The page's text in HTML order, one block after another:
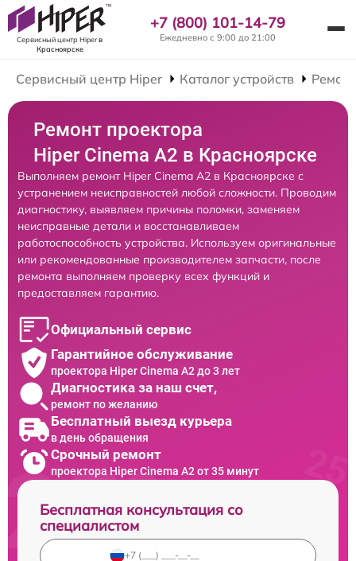
Сервисный центр Hiperв
Красноярске
+7 (800) 101-14-79
Ежедневно с 9:00 до 21:00
Сервисный центр Hiper Каталог устройств
Ремонт проектора
Hiper Cinema A2 в Красноярске
Выполняем ремонт Hiper Cinema A2 в Красноярске с
устранением неисправностей любой сложности. Проводим
диагностику, выявляем причины поломки, заменяем
неисправные детали и восстанавливаем
работоспособность устройства. Используем оригинальные
или рекомендованные производителем запчасти, после
ремонта выполняем проверку всех функций и
предоставляем гарантию.
Официальный сервис
Гарантийное обслуживание
проектора Hiper Cinema A2 до 3 лет
Диагностика за наш счет,
ремонт по желанию
Бесплатный выезд курьера
в день обращения
Срочный ремонт
проектора Hiper Cinema A2 от 35 минут
Бесплатная консультация со
специалистом